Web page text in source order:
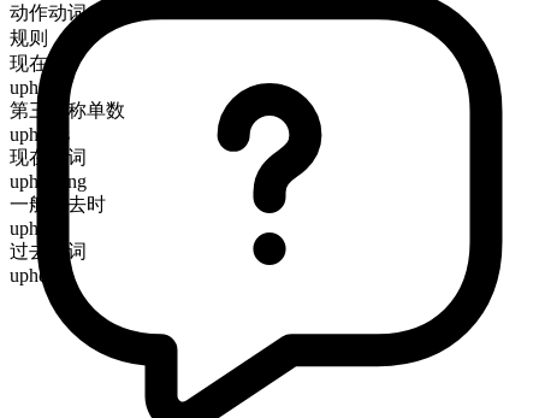
动作动词
规则
现在时
uphold
第三人称单数
upholds
现在分词
upholding
一般过去时
upheld
过去分词
upheld